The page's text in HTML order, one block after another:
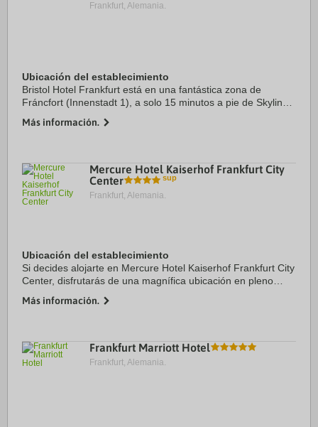
Frankfurt, Alemania.
Ubicación del establecimiento
Bristol Hotel Frankfurt está en una fantástica zona de
Fráncfort (Innenstadt 1), a solo 15 minutos a pie de Skyline
se encuentra a 0,9 km de ...
Más información.
Mercure Hotel Kaiserhof Frankfurt City
Center
Frankfurt, Alemania.
Ubicación del establecimiento
Si decides alojarte en Mercure Hotel Kaiserhof Frankfurt City
Center, disfrutarás de una magnífica ubicación en pleno
Frankfurt Christmas ...
Más información.
Frankfurt Marriott Hotel
Frankfurt, Alemania.